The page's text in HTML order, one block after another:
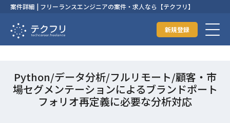
案件詳細 | フリーランスエンジニアの案件・求人なら【テクフリ】
新規登録
Python/データ分析/フルリモート/顧客・市
場セグメンテーションによるブランドポート
フォリオ再定義に必要な分析対応